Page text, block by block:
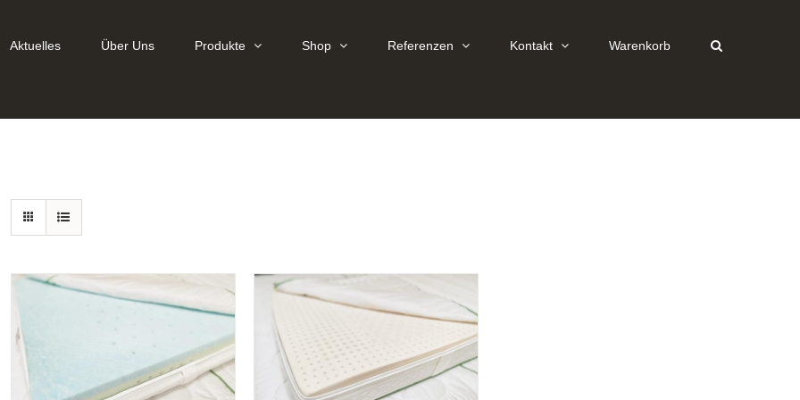
Aktuelles Über Uns Produkte Shop Referenzen Kontakt Warenkorb